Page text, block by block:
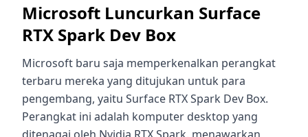
Microsoft Luncurkan Surface
RTX Spark Dev Box
Microsoft baru saja memperkenalkan perangkat
terbaru mereka yang ditujukan untuk para
pengembang, yaitu Surface RTX Spark Dev Box.
Perangkat ini adalah komputer desktop yang